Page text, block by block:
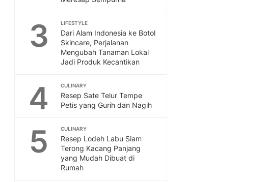
3 LIFESTYLE
Dari Alam Indonesia ke Botol
Skincare, Perjalanan
Mengubah Tanaman Lokal
Jadi Produk Kecantikan
4 CULINARY
Resep Sate Telur Tempe
Petis yang Gurih dan Nagih
5 CULINARY
Resep Lodeh Labu Siam
Terong Kacang Panjang
yang Mudah Dibuat di
Rumah